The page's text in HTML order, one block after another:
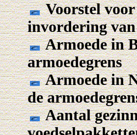
Voorstel
invordering
Armoede in
armoedegrens
Armoede in
de
Aantal